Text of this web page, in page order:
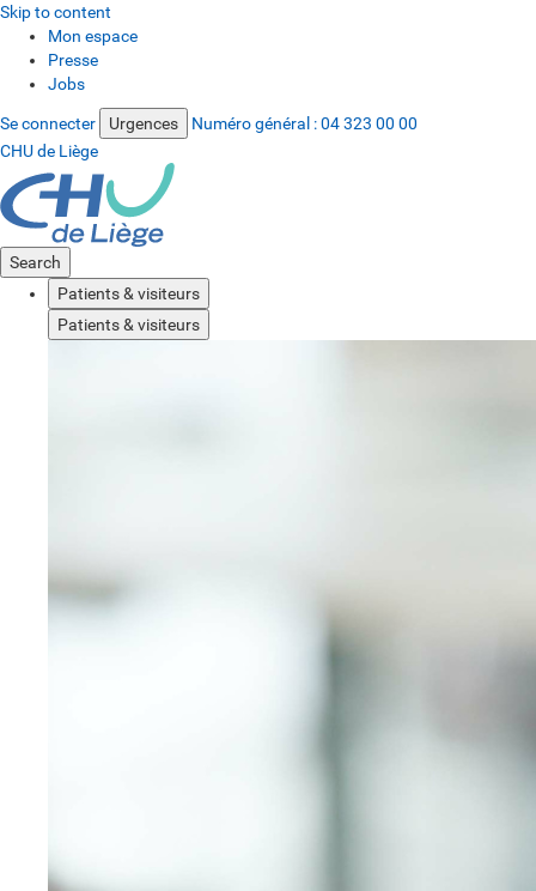
Skip to content
Mon espace
Presse
Jobs
Se connecter Urgences Numéro général :04 323 00 00
CHU de Liège
Search
Patients & visiteurs
Patients & visiteurs